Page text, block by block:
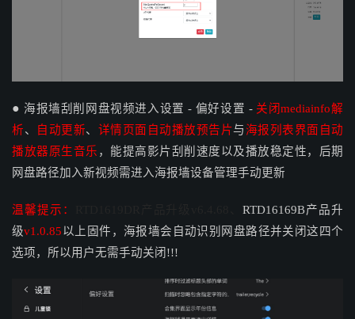
● 海报墙刮削网盘视频进入设置 - 偏好设置 - 关闭mediainfo解
析、 自动更新、 详情页面自动播放预告片与 海报列表界面自动
播放器原生音乐 ，能提高影片刮削速度以及播放稳定性，后期
网盘路径加入新视频需进入海报墙设备管理手动更新
温馨提示： RTD1619DR产品升级v6.4.68、RTD16169B产品升
级v1.0.85以上固件，海报墙会自动识别网盘路径并关闭这四个
选项，所以用户无需手动关闭!!!